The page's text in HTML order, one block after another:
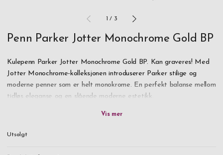
1 / 3
Penn Parker Jotter Monochrome Gold BP
Kulepenn Parker Jotter Monochrome Gold BP. Kan graveres! Med
Jotter Monochrome-kolleksjonen introduserer Parker stilige og
moderne penner som er helt monokrome. En perfekt balanse mellom
tidløs eleganse og en slående moderne estetikk.
den karakteristiske "klikk"-knappen. Med din egen graveringstekst
Utsolgt